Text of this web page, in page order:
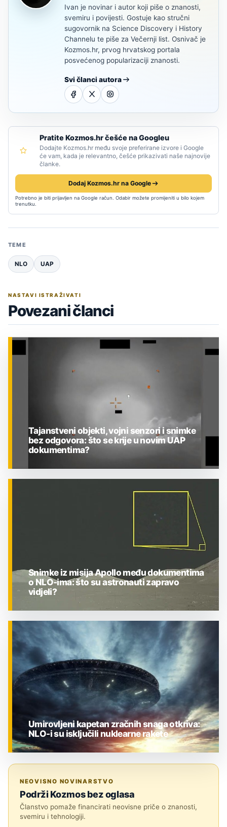
Ivan je novinar i autor koji piše o znanosti,
svemiru i povijesti. Gostuje kao stručni
sugovornik na Science Discovery i History
Channelu te piše za Večernji list. Osnivač je
Kozmos.hr, prvog hrvatskog portala
posvećenog popularizaciji znanosti.
Svi članci autora
Pratite Kozmos.hr češće na Googleu
Dodajte Kozmos.hr među svoje preferirane izvore i Google
će vam, kada je relevantno, češće prikazivati naše najnovije
članke.
Dodaj Kozmos.hr na Google
Potrebno je biti prijavljen na Google račun. Odabir možete promijeniti u bilo kojem
trenutku.
TEME
NLO UAP
NASTAVI ISTRAŽIVATI
Povezani članci
Tajanstveni objekti, vojni senzori i snimke
bez odgovora: što se krije u novim UAP
dokumentima?
ZNANOST
Snimke iz misija Apollo među dokumentima
o NLO-ima: što su astronauti zapravo
vidjeli?
Umirovljeni kapetan zračnih snaga otkriva:
NLO-i su isključili nuklearne rakete
NEOVISNO NOVINARSTVO
Podrži Kozmos bez oglasa
Članstvo pomaže financirati neovisne priče o znanosti,
svemiru i tehnologiji.